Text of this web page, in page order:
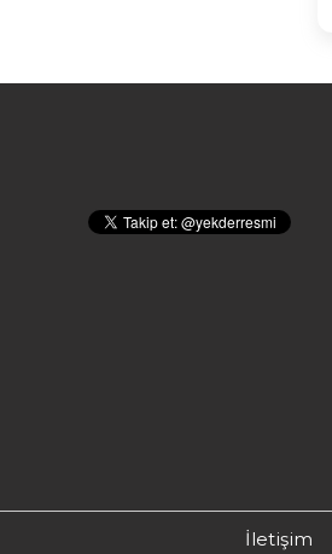
İletişim